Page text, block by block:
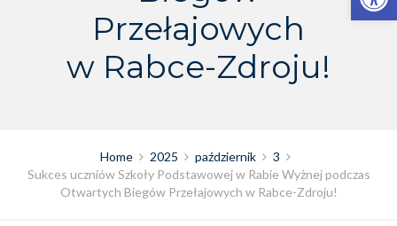
Przełajowych
w Rabce-Zdroju!
Home 2025 październik
3
Sukces uczniów Szkoły Podstawowej w Rabie Wyżnej podczas
Otwartych Biegów Przełajowych w Rabce-Zdroju!